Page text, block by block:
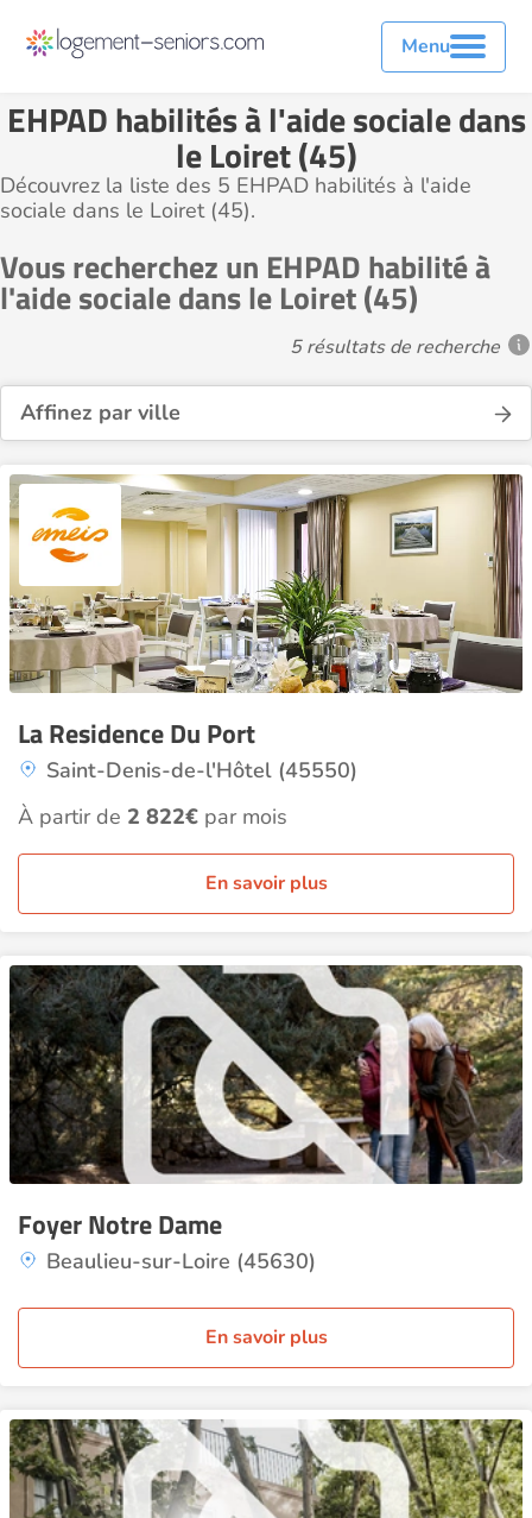
Menu
EHPAD habilités à l'aide sociale dans
le Loiret (45)
Découvrez la liste des 5 EHPAD habilités à l'aide
sociale dans le Loiret (45).
Vous recherchez un EHPAD habilité à
l'aide sociale dans le Loiret (45)
5 résultats de recherche
Affinez par ville
La Residence Du Port
Saint-Denis-de-l'Hôtel (45550)
À partir de 2 822€ par mois
En savoir plus
Foyer Notre Dame
Beaulieu-sur-Loire (45630)
En savoir plus